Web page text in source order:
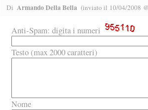
DiArmando Della Bella (inviato il 10/04/2008
Anti-Spam: digita i numeri
Testo (max 2000 caratteri)
Nome